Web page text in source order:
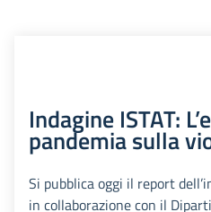
Indagine ISTAT:
pandemia sulla
Si pubblica oggi il report
in collaborazione con il